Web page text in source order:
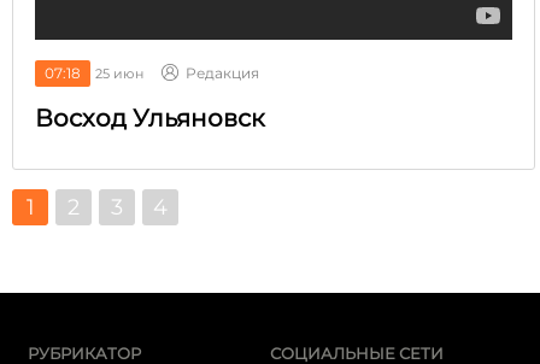
07:18 25 июн Редакция
Восход Ульяновск
1 2 3 4
РУБРИКАТОР
СОЦИАЛЬНЫЕ СЕТИ